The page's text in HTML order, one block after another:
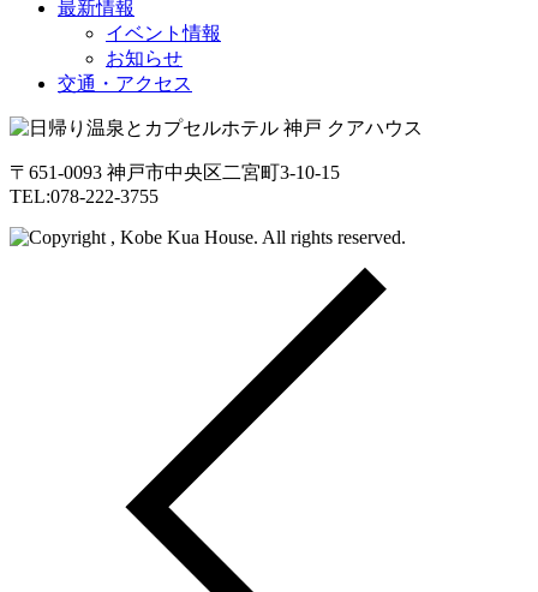
最新情報
イベント情報
お知らせ
交通・アクセス
〒651-0093 神戸市中央区二宮町3-10-15
TEL:078-222-3755